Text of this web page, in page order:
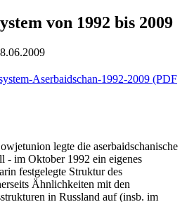
von 1992 bis 2009
Aserbaidschan-1992-2009 (PDF
legte die aserbaidschanische
- im Oktober 1992 ein eigenes
festgelegte Struktur des
Ähnlichkeiten mit den
in Russland auf (insb. im